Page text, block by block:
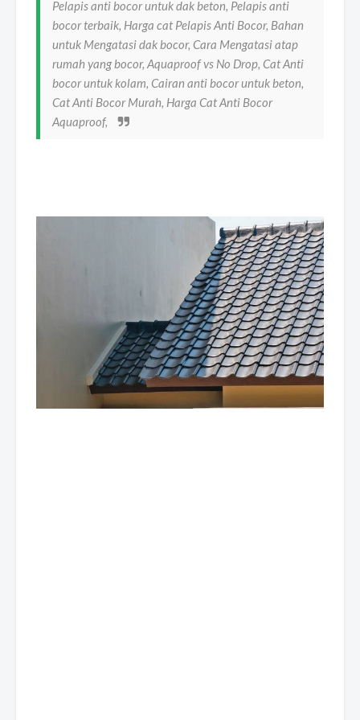
Pelapis anti bocor untuk dak beton, Pelapis anti
bocor terbaik, Harga cat Pelapis Anti Bocor, Bahan
untuk Mengatasi dak bocor, Cara Mengatasi atap
rumah yang bocor, Aquaproof vs No Drop, Cat Anti
bocor untuk kolam, Cairan anti bocor untuk beton,
Cat Anti Bocor Murah, Harga Cat Anti Bocor
Aquaproof,